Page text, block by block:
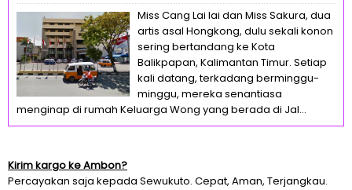
Miss Cang Lai lai dan Miss Sakura, dua
artis asal Hongkong, dulu sekali konon
sering bertandang ke Kota
Balikpapan, Kalimantan Timur. Setiap
kali datang, terkadang berminggu-
minggu, mereka senantiasa
menginap di rumah Keluarga Wong yang berada di Jal...
Kirim kargo ke Ambon?
Percayakan saja kepada Sewukuto. Cepat, Aman, Terjangkau.